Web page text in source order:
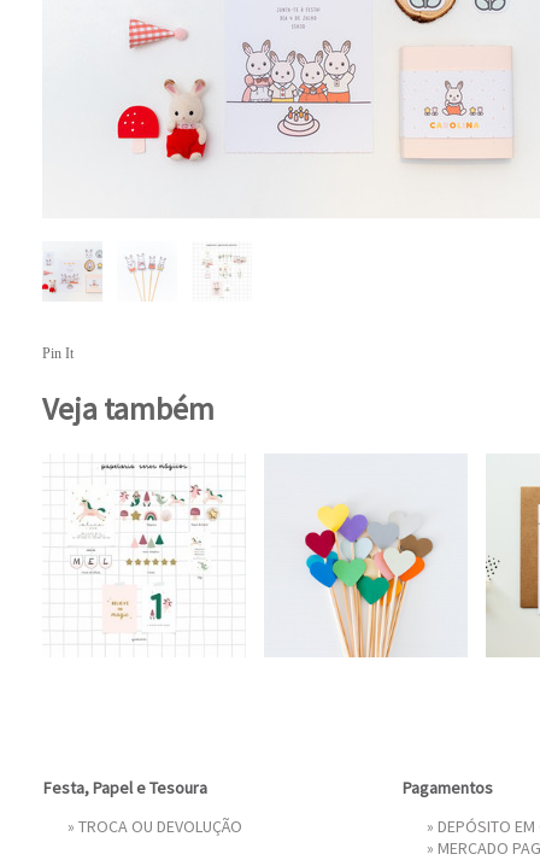
Pin It
Veja também
Festa, Papel e Tesoura
» TROCA OU DEVOLUÇÃO
Pagamentos
» DEPÓSITO EM
» MERCADO